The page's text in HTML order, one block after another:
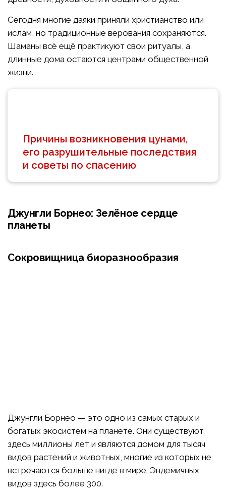
Сегодня многие даяки приняли христианство или
ислам, но традиционные верования сохраняются.
Шаманы всё ещё практикуют свои ритуалы, а
длинные дома остаются центрами общественной
жизни.
Причины возникновения цунами,
его разрушительные последствия
и советы по спасению
Джунгли Борнео: Зелёное сердце
планеты
Сокровищница биоразнообразия
Джунгли Борнео — это одно из самых старых и
богатых экосистем на планете. Они существуют
здесь миллионы лет и являются домом для тысяч
видов растений и животных, многие из которых не
встречаются больше нигде в мире. Эндемичных
видов здесь более 300.